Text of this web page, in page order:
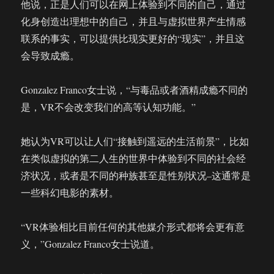
他说，正是人们可以在网上体验到不同的自己，通过
化身创造出理想中的自己，并且与虚拟世界产生情感
联系的事实，可以提供比现实更好的“现实”，并且这
会导致成瘾。
Gonzalez Franco女士说，“与毒品或者酒精成瘾不同的
是，VR不会改变我们的高等认知功能。”
她认为VR可以让人们“接触到遥远的生活前景”，比如
在类似虚拟的第二人生的世界中体验到不同的社会经
济状况，或者是不同的种族甚至是性别状况–这通常是
一些科幻电影的素材。
“VR体验相比目前任何的其他媒介形式都将会更有意
义，”Gonzalez Franco女士说道。